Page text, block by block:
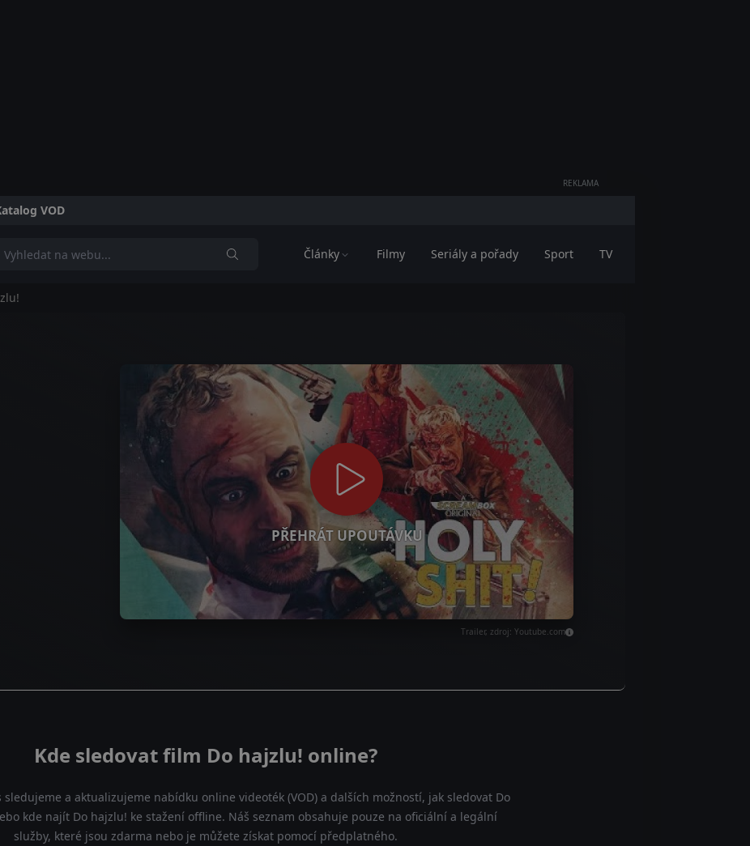
REKLAMA
VOD
Články Filmy Seriály a pořady Sport TV
PŘEHRÁT UPOUTÁVKU
Trailer, zdroj: Youtube.com
Kde sledovat film Do hajzlu! online?
sledujeme a aktualizujeme nabídku online videoték (VOD) a dalších možností, jak sledovat Do
kde najít Do hajzlu! ke stažení offline. Náš seznam obsahuje pouze na oficiální a legální
služby, které jsou zdarma nebo je můžete získat pomocí předplatného.